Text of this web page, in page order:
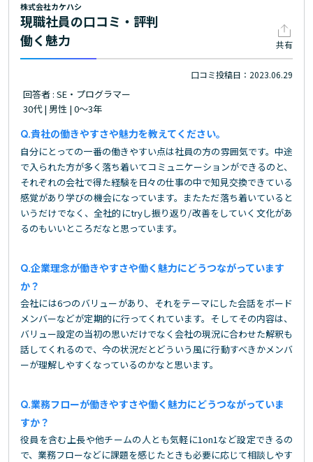
株式会社カケハシ
現職社員の口コミ・評判
働く魅力
共有
口コミ投稿日：2023.06.29
回答者 : SE・プログラマー
30代 | 男性 | 0～3年
貴社の働きやすさや魅力を教えてください。
自分にとっての一番の働きやすい点は社員の方の雰囲気です。中途
で入られた方が多く落ち着いてコミュニケーションができるのと、
それぞれの会社で得た経験を日々の仕事の中で知見交換できている
感覚があり学びの機会になっています。またただ落ち着いていると
いうだけでなく、全社的にtryし振り返り/改善をしていく文化があ
るのもいいところだなと思っています。
企業理念が働きやすさや働く魅力にどうつながっています
か？
会社には6つのバリューがあり、それをテーマにした会話をボード
メンバーなどが定期的に行ってくれています。そしてその内容は、
バリュー設定の当初の思いだけでなく会社の現況に合わせた解釈も
話してくれるので、今の状況だとどういう風に行動すべきかメンバ
ーが理解しやすくなっているのかなと思います。
業務フローが働きやすさや働く魅力にどうつながっていま
すか？
役員を含む上長や他チームの人とも気軽に1on1など設定できるの
で、業務フローなどに課題を感じたときも必要に応じて相談しやす